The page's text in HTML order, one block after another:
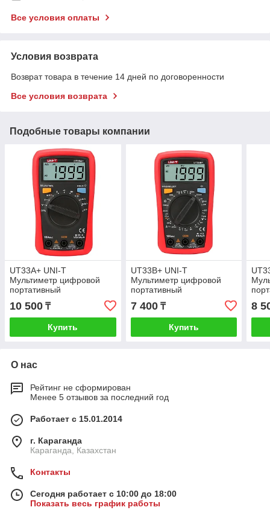
Все условия оплаты
Условия возврата
Возврат товара в течение 14 дней по договоренности
Все условия возврата
Подобные товары компании
UT33A+ UNI-T
Мультиметр цифровой
портативный
10 500 ₸
Купить
UT33B+ UNI-T
Мультиметр цифровой
портативный
7 400₸
Купить
8
О нас
Рейтинг не сформирован
Менее 5 отзывов за последний год
Работает с 15.01.2014
г. Караганда
Караганда, Казахстан
Контакты
Сегодня работает с 10:00 до 18:00
Показать весь график работы